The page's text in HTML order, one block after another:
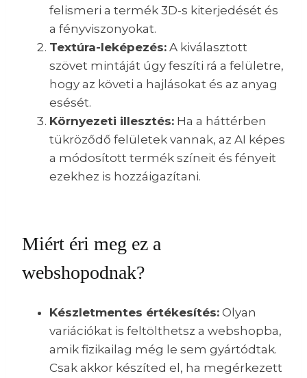
felismeri a termék 3D-s kiterjedését és
a fényviszonyokat.
Textúra-leképezés: A kiválasztott
szövet mintáját úgy feszíti rá a felületre,
hogy az követi a hajlásokat és az anyag
esését.
Környezeti illesztés: Ha a háttérben
tükröződő felületek vannak, az AI képes
a módosított termék színeit és fényeit
ezekhez is hozzáigazítani.
Miért éri meg ez a
webshopodnak?
Készletmentes értékesítés: Olyan
variációkat is feltölthetsz a webshopba,
amik fizikailag még le sem gyártódtak.
Csak akkor készíted el, ha megérkezett